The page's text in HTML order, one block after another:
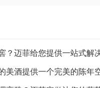
？迈菲给您提供一站式解
美酒提供一个完美的陈年